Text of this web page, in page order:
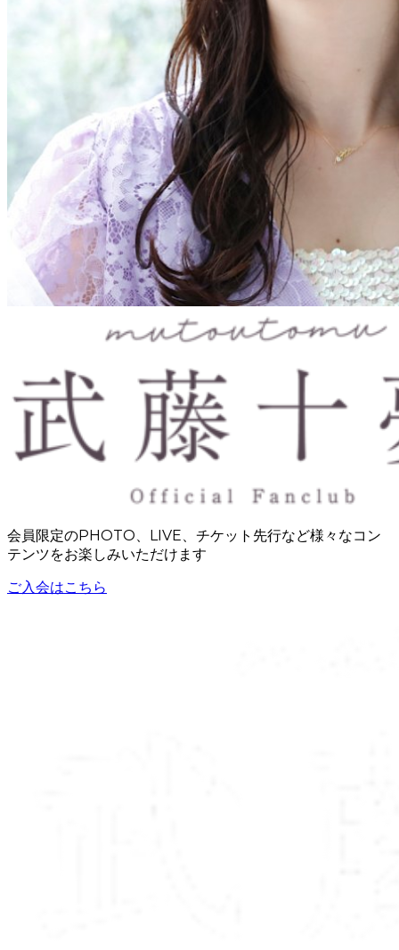
会員限定のPHOTO、LIVE、チケット先行など様々なコン
テンツをお楽しみいただけます
ご入会はこちら